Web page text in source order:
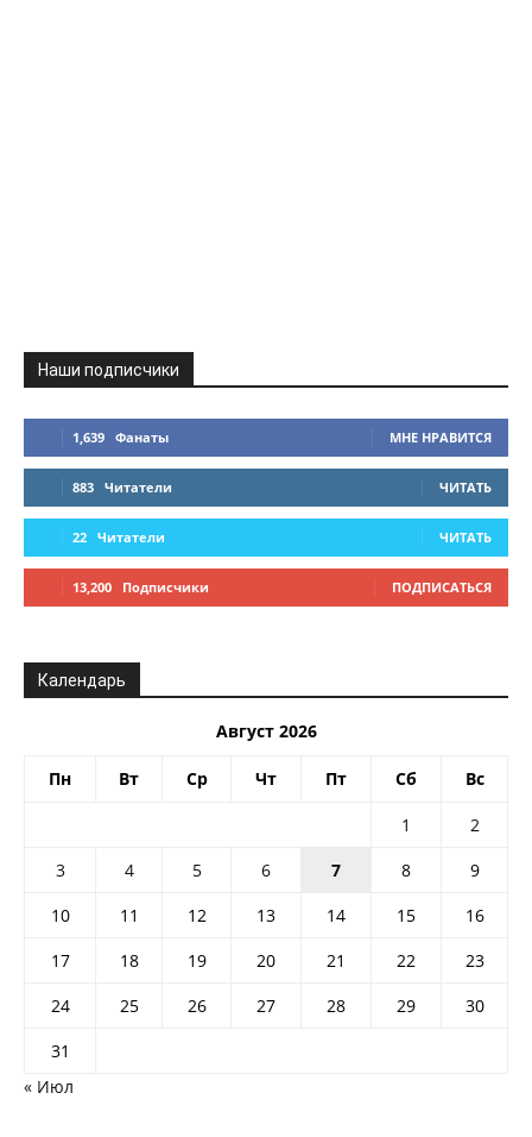
Наши подписчики
1,639 Фанаты МНЕ НРАВИТСЯ
883 Читатели ЧИТАТЬ
22 Читатели ЧИТАТЬ
13,200 Подписчики ПОДПИСАТЬСЯ
Календарь
Август 2026
Пн Вт Ср Чт Пт Сб Вс
1
2
3
4 5 6 7 8
9
10
11 12 13 14 15
16
17
18 19 20 21 22
23
24
25 26 27 28 29
30
31
« Июл